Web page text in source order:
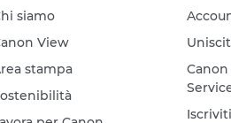
siamo
View
stampa
Canon